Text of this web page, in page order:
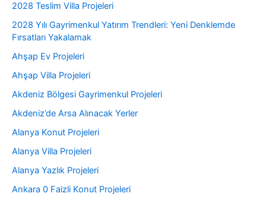
2028 Teslim Villa Projeleri
2028 Yılı Gayrimenkul Yatırım Trendleri: Yeni Denklemde
Fırsatları Yakalamak
Ahşap Ev Projeleri
Ahşap Villa Projeleri
Akdeniz Bölgesi Gayrimenkul Projeleri
Akdeniz’de Arsa Alınacak Yerler
Alanya Konut Projeleri
Alanya Villa Projeleri
Alanya Yazlık Projeleri
Ankara 0 Faizli Konut Projeleri